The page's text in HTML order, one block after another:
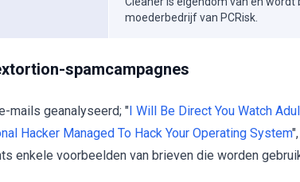
moederbedrijf van PCRisk.
spamcampagnes
mails geanalyseerd; "I Will Be Direct You Watch
Hacker Managed To Hack Your Operating System
enkele voorbeelden van brieven die worden